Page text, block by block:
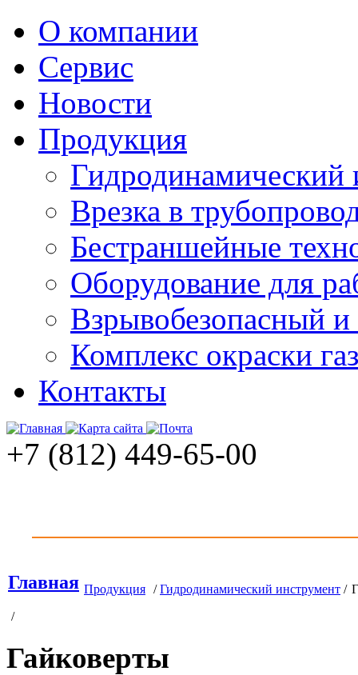
О компании
Сервис
Новости
Продукция
Гидродинамический
Врезка в
Бестраншейные
Оборудование для
Взрывобезопасный и
Комплекс окраски
Контакты
+7 (812) 449-65-00
Главная
/
Продукция /Гидродинамический инструмент /
Гайковерты